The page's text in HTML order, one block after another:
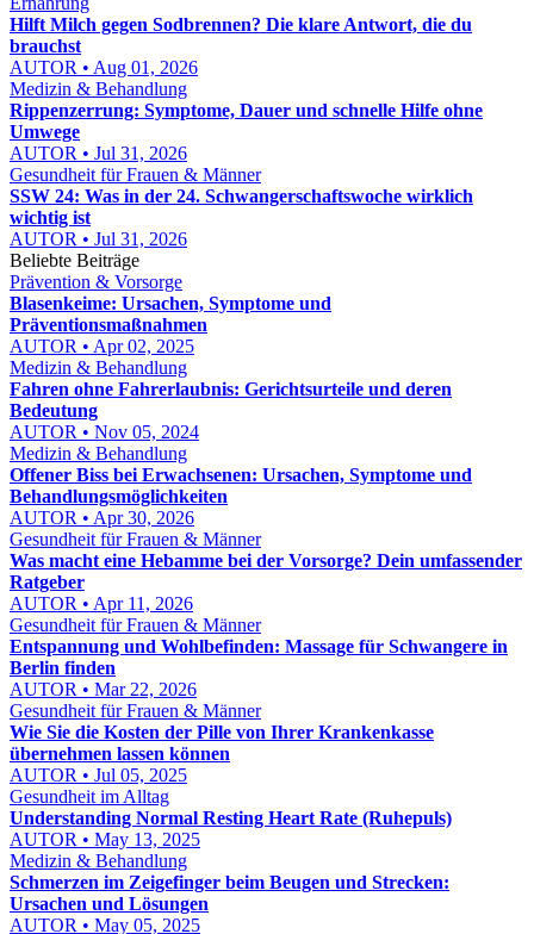
Hilft Milch gegen Sodbrennen? Die klare Antwort, die du
brauchst
AUTOR • Aug 01, 2026
Medizin & Behandlung
Rippenzerrung: Symptome, Dauer und schnelle Hilfe ohne
Umwege
AUTOR • Jul 31, 2026
Gesundheit für Frauen & Männer
SSW 24: Was in der 24. Schwangerschaftswoche wirklich
wichtig ist
AUTOR • Jul 31, 2026
Beliebte Beiträge
Prävention & Vorsorge
Blasenkeime: Ursachen, Symptome und
Präventionsmaßnahmen
AUTOR • Apr 02, 2025
Medizin & Behandlung
Fahren ohne Fahrerlaubnis: Gerichtsurteile und deren
Bedeutung
AUTOR • Nov 05, 2024
Medizin & Behandlung
Offener Biss bei Erwachsenen: Ursachen, Symptome und
Behandlungsmöglichkeiten
AUTOR • Apr 30, 2026
Gesundheit für Frauen & Männer
Was macht eine Hebamme bei der Vorsorge? Dein umfassender
Ratgeber
AUTOR • Apr 11, 2026
Gesundheit für Frauen & Männer
Entspannung und Wohlbefinden: Massage für Schwangere in
Berlin finden
AUTOR • Mar 22, 2026
Gesundheit für Frauen & Männer
Wie Sie die Kosten der Pille von Ihrer Krankenkasse
übernehmen lassen können
AUTOR • Jul 05, 2025
Gesundheit im Alltag
Understanding Normal Resting Heart Rate (Ruhepuls)
AUTOR • May 13, 2025
Medizin & Behandlung
Schmerzen im Zeigefinger beim Beugen und Strecken:
Ursachen und Lösungen
AUTOR • May 05, 2025